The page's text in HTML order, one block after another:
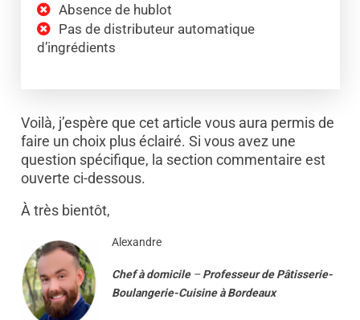
Absence de hublot
Pas de distributeur automatique
d’ingrédients
Voilà, j’espère que cet article vous aura permis de
faire un choix plus éclairé. Si vous avez une
question spécifique, la section commentaire est
ouverte ci-dessous.
À très bientôt,
Alexandre
Chef à domicile–Professeur de Pâtisserie-
Boulangerie-Cuisine à Bordeaux